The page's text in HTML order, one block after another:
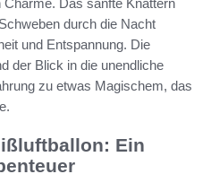
durch die Nacht
und Entspannung. Die
der Blick in die unendliche
zu etwas Magischem, das
Ein